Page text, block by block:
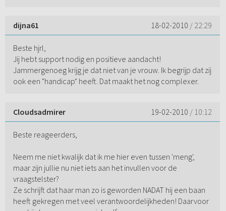
dijna61 18-02-2010 / 22:29
Beste hjrl,
Jij hebt support nodig en positieve aandacht!
Jammergenoeg krijg je dat niet van je vrouw. Ik begrijp dat zij
ook een "handicap" heeft. Dat maakt het nog complexer.
Cloudsadmirer 19-02-2010 / 10:12
Beste reageerders,
Neem me niet kwalijk dat ik me hier even tussen 'meng',
maar zijn jullie nu niet iets aan het invullen voor de
vraagstelster?
Ze schrijft dat haar man zo is geworden NADAT hij een baan
heeft gekregen met veel verantwoordelijkheden! Daarvoor